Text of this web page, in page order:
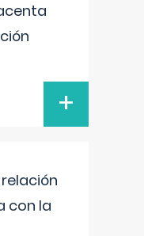
+
con la